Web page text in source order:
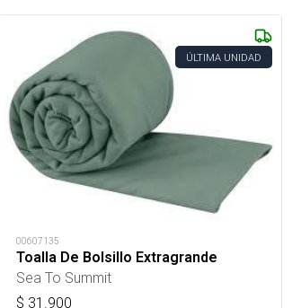
ÚLTIMA UNIDAD
00607135
Toalla De Bolsillo Extragrande
Sea To Summit
$ 31.900